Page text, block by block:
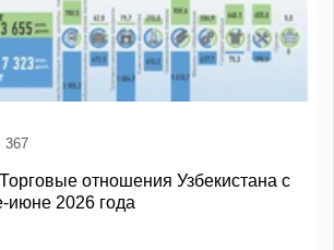
367
отношения Узбекистана с
2026 года